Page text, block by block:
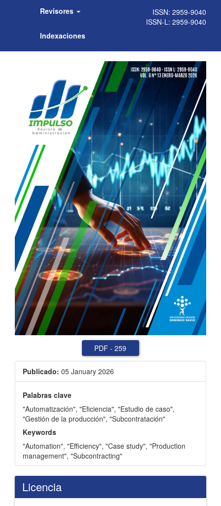
Revisores
Indexaciones
PDF-259
Publicado: 05 January 2026
Palabras clave
"Automatización", "Eficiencia", "Estudio de caso",
"Gestión de la producción", "Subcontratación"
Keywords
"Automation", "Efficiency", "Case study", "Production
management", "Subcontracting"
Licencia